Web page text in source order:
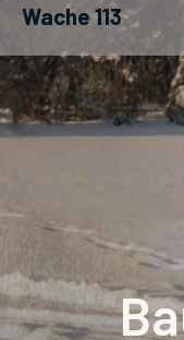
Wache 113